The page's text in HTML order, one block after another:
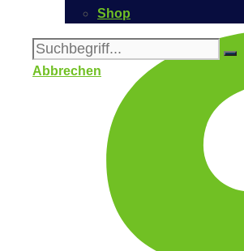
Shop
Abbrechen